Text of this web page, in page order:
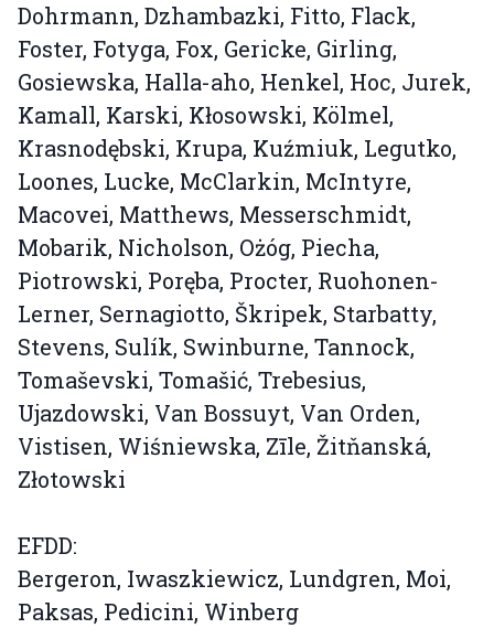
Dohrmann, Dzhambazki, Fitto, Flack,
Foster, Fotyga, Fox, Gericke, Girling,
Gosiewska, Halla-aho, Henkel, Hoc, Jurek,
Kamall, Karski, Kłosowski, Kölmel,
Krasnodębski, Krupa, Kuźmiuk, Legutko,
Loones, Lucke, McClarkin, McIntyre,
Macovei, Matthews, Messerschmidt,
Mobarik, Nicholson, Ożóg, Piecha,
Piotrowski, Poręba, Procter, Ruohonen-
Lerner, Sernagiotto, Škripek, Starbatty,
Stevens, Sulík, Swinburne, Tannock,
Tomaševski, Tomašić, Trebesius,
Ujazdowski, Van Bossuyt, Van Orden,
Vistisen, Wiśniewska, Zīle, Žitňanská,
Złotowski
EFDD:
Bergeron, Iwaszkiewicz, Lundgren, Moi,
Paksas, Pedicini, Winberg